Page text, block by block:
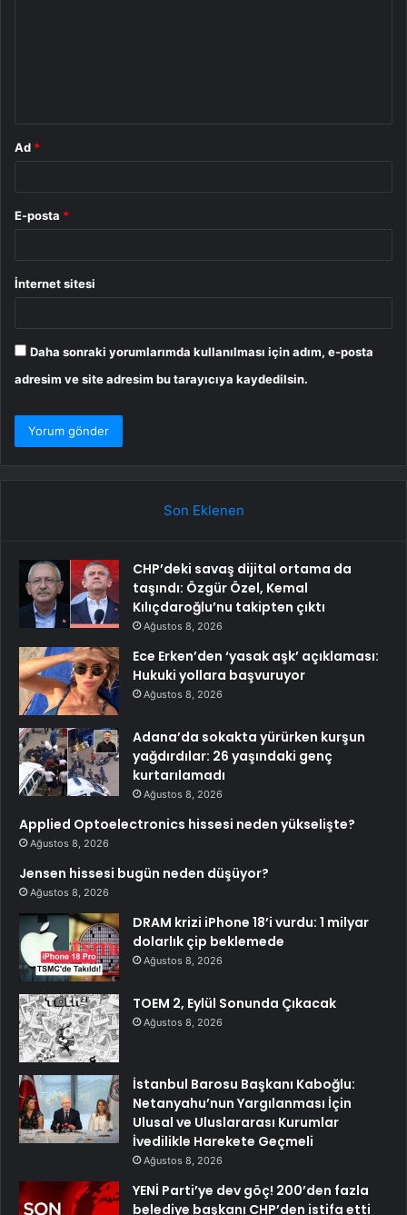
Ad *
E-posta *
İnternet sitesi
Daha sonraki yorumlarımda kullanılması için adım, e-posta
adresim ve site adresim bu tarayıcıya kaydedilsin.
Son Eklenen
CHP’deki savaş dijital ortama da
taşındı: Özgür Özel, Kemal
Kılıçdaroğlu’nu takipten çıktı
Ağustos 8, 2026
Ece Erken’den ‘yasak aşk’ açıklaması:
Hukuki yollara başvuruyor
Ağustos 8, 2026
Adana’da sokakta yürürken kurşun
yağdırdılar: 26 yaşındaki genç
kurtarılamadı
Ağustos 8, 2026
Applied Optoelectronics hissesi neden yükselişte?
Ağustos 8, 2026
Jensen hissesi bugün neden düşüyor?
Ağustos 8, 2026
DRAM krizi iPhone 18’i vurdu: 1 milyar
dolarlık çip beklemede
Ağustos 8, 2026
TOEM 2, Eylül Sonunda Çıkacak
Ağustos 8, 2026
İstanbul Barosu Başkanı Kaboğlu:
Netanyahu’nun Yargılanması İçin
Ulusal ve Uluslararası Kurumlar
İvedilikle Harekete Geçmeli
Ağustos 8, 2026
YENİ Parti’ye dev göç! 200’den fazla
belediye başkanı CHP’den istifa etti